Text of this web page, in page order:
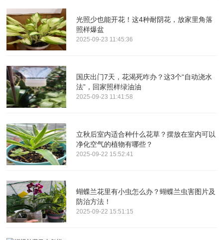
光照少也能开花！这4种耐阴花，放家里角落
照样爆盆
2025-09-23 11:45:36
国庆出门7天，花渴死咋办？这3个“自动浇水
法”，回家照样绿油油
2025-09-23 11:41:58
立秋后室内适合种什么花草？摆放在室内可以
净化空气的植物有哪些？
2025-09-22 15:52:41
蝴蝶兰花里有小虫怎么办？蝴蝶兰虫害图片及
防治方法！
2025-09-22 15:51:15